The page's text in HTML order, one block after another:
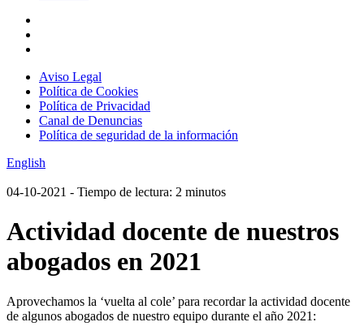
Aviso Legal
Política de Cookies
Política de Privacidad
Canal de Denuncias
Política de seguridad de la información
English
04-10-2021 - Tiempo de lectura: 2 minutos
Actividad docente de nuestros
abogados en 2021
Aprovechamos la ‘vuelta al cole’ para recordar la actividad docente
de algunos abogados de nuestro equipo durante el año 2021: